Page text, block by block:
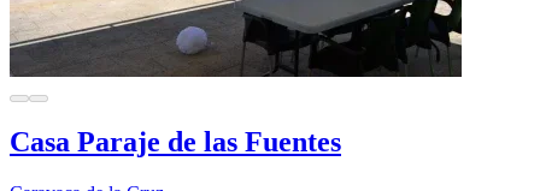
Casa Paraje de las Fuentes